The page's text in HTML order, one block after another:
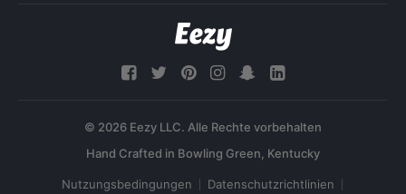
© 2026 Eezy LLC. Alle Rechte vorbehalten
Nutzungsbedingungen Datenschutzrichtlinien